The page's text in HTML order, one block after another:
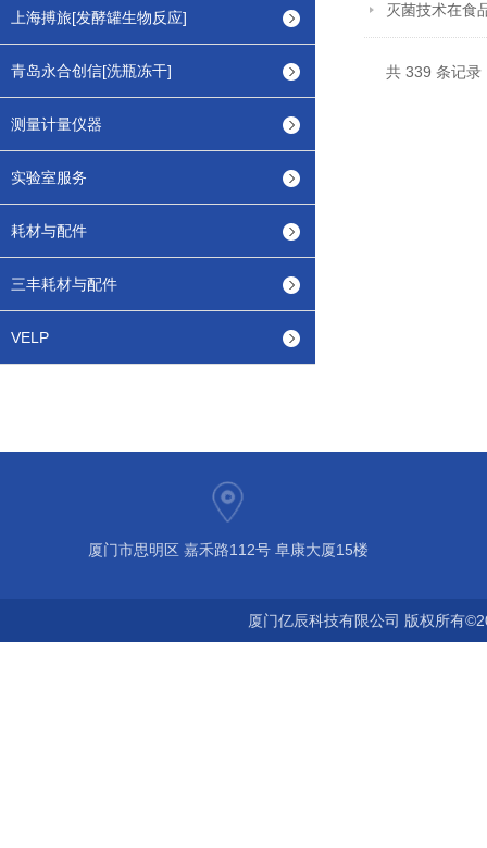
上海搏旅[发酵罐生物反应]
青岛永合创信[洗瓶冻干]
测量计量仪器
实验室服务
耗材与配件
三丰耗材与配件
VELP
灭菌技术在食
共 339 条记
厦门市思明区 嘉禾路112号 阜康大厦15楼
厦门亿辰科技有限公司 版权所有